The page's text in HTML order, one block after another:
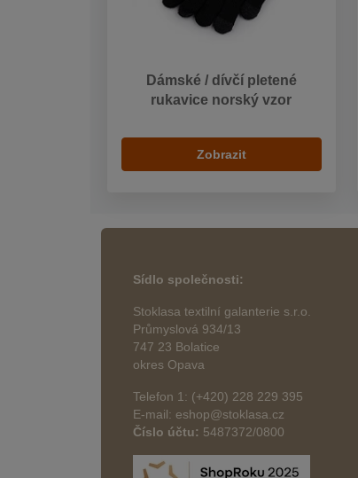
Dámské / dívčí pletené
rukavice norský vzor
Zobrazit
Sídlo společnosti:
Stoklasa textilní galanterie s.r.o.
Průmyslová 934/13
747 23 Bolatice
okres Opava
Telefon 1: (+420) 228 229 395
E-mail: eshop@stoklasa.cz
Číslo účtu: 5487372/0800